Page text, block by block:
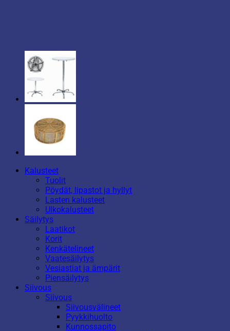
Kalusteet
Tuolit
Pöydät, lipastot ja hyllyt
Lasten kalusteet
Ulkokalusteet
Säilytys
Laatikot
Korit
Kenkätelineet
Vaatesäilytys
Vesiastiat ja ämpärit
Piensäilytys
Siivous
Siivous
Siivousvälineet
Pyykkihuolto
Kunnossapito